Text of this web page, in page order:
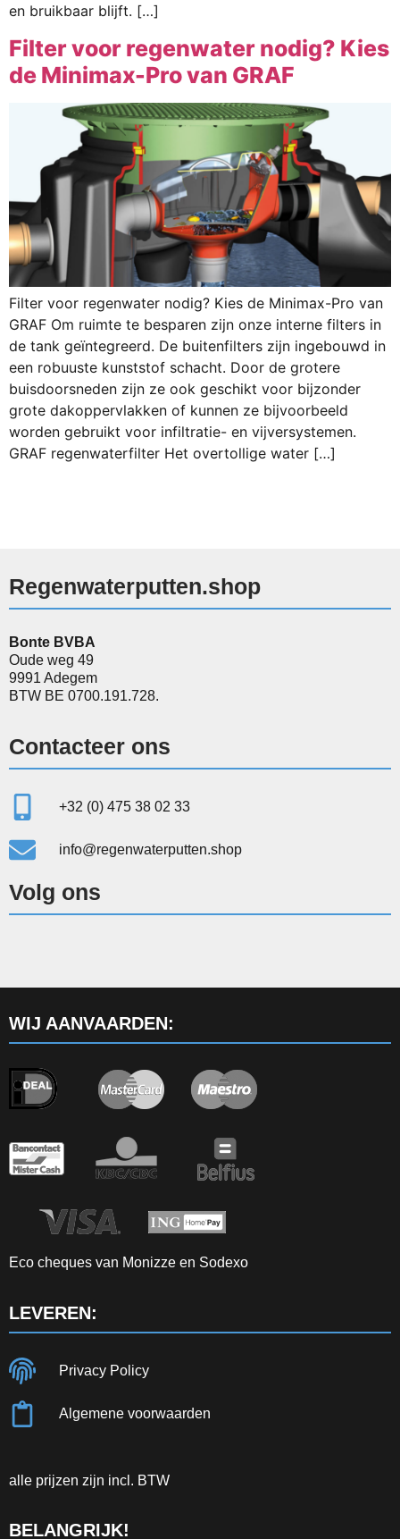
en bruikbaar blijft. […]
Filter voor regenwater nodig? Kies
de Minimax-Pro van GRAF
Filter voor regenwater nodig? Kies de Minimax-Pro van
GRAF Om ruimte te besparen zijn onze interne filters in
de tank geïntegreerd. De buitenfilters zijn ingebouwd in
een robuuste kunststof schacht. Door de grotere
buisdoorsneden zijn ze ook geschikt voor bijzonder
grote dakoppervlakken of kunnen ze bijvoorbeeld
worden gebruikt voor infiltratie- en vijversystemen.
GRAF regenwaterfilter Het overtollige water […]
Regenwaterputten.shop
Bonte BVBA
Oude weg 49
9991 Adegem
BTW BE 0700.191.728.
Contacteer ons
+32 (0) 475 38 02 33
info@regenwaterputten.shop
Volg ons
WIJ AANVAARDEN:
Eco cheques van Monizze en Sodexo
LEVEREN:
Privacy Policy
Algemene voorwaarden
alle prijzen zijn incl. BTW
BELANGRIJK!